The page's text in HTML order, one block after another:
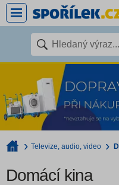
Televize, audio, video
Domácí kina